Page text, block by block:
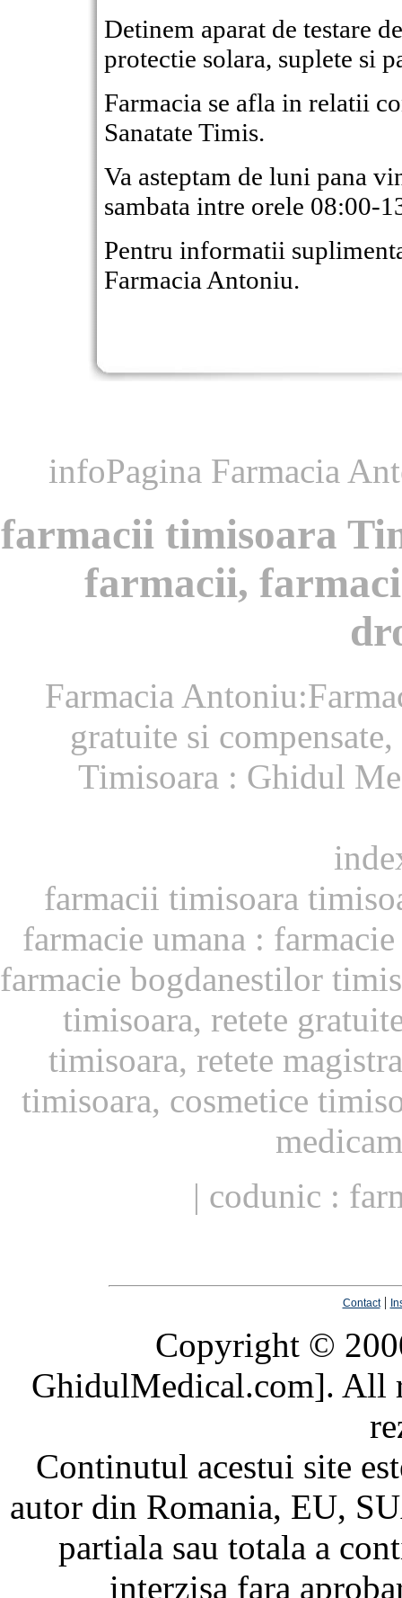
Detinem aparat de testare
protectie solara, suplete si
Farmacia se afla in relatii
Sanatate Timis.
Va asteptam de luni pana
sambata intre orele 08:00-
Pentru informatii
Farmacia Antoniu.
infoPagina Farmacia
farmacii timisoara
farmacii,
Farmacia
gratuite si
Timisoara : Ghidul
farmacii timisoara
farmacie umana :
farmacie bogdanestilor
timisoara, retete
timisoara, retete
timisoara, cosmetice
| codunic :
Contact|
Copyright ©
GhidulMedical.com]. All
Continutul acestui site
autor din Romania, EU,
partiala sau totala a
interzisa fara